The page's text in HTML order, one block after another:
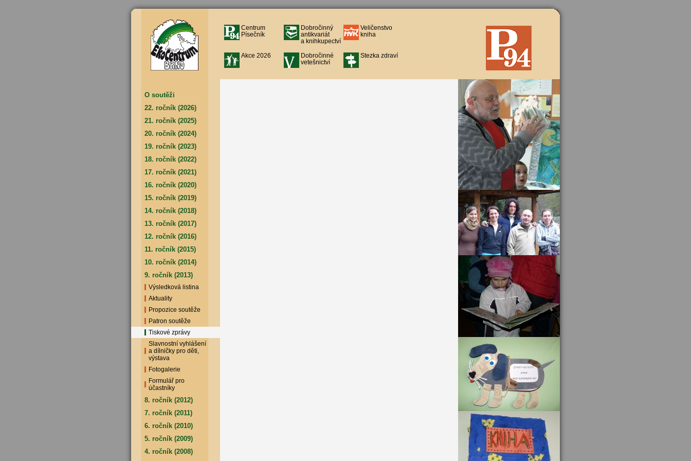
Centrum
Písečník
Dobročinný
antikvariát
a knihkupectví
Veličenstvo
kniha
Akce 2026
Dobročinné
vetešnictví
Stezka zdraví
O soutěži
22. ročník (2026)
21. ročník (2025)
20. ročník (2024)
19. ročník (2023)
18. ročník (2022)
17. ročník (2021)
16. ročník (2020)
15. ročník (2019)
14. ročník (2018)
13. ročník (2017)
12. ročník (2016)
11. ročník (2015)
10. ročník (2014)
9. ročník (2013)
Výsledková listina
Aktuality
Propozice soutěže
Patron soutěže
Tiskové zprávy
Slavnostní vyhlášení
a dílničky pro děti,
výstava
Fotogalerie
Formulář pro
účastníky
8. ročník (2012)
7. ročník (2011)
6. ročník (2010)
5. ročník (2009)
4. ročník (2008)